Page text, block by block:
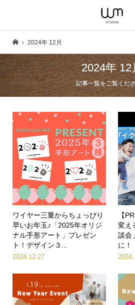
2024年 12月
2024年 12
記事一覧をご覧くだ
ワイヤー三重からちょっぴり
早いお年玉♪「2025年オリジ
ナル手形アート」プレゼン
ト！デザイン３...
2024.12.27
【
変え
談会
に！